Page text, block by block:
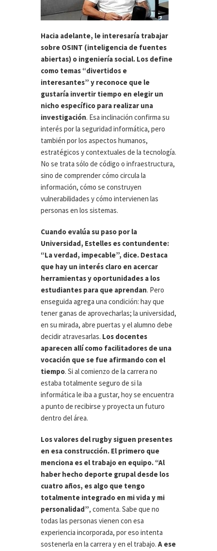
Hacia adelante, le interesaría trabajar
sobre OSINT (inteligencia de fuentes
abiertas) o ingeniería social. Los define
como temas “divertidos e
interesantes” y reconoce que le
gustaría invertir tiempo en elegir un
nicho específico para realizar una
investigación. Esa inclinación confirma su
interés por la seguridad informática, pero
también por los aspectos humanos,
estratégicos y contextuales de la tecnología.
No se trata sólo de código o infraestructura,
sino de comprender cómo circula la
información, cómo se construyen
vulnerabilidades y cómo intervienen las
personas en los sistemas.
Cuando evalúa su paso por la
Universidad, Estelles es contundente:
“La verdad, impecable”, dice. Destaca
que hay un interés claro en acercar
herramientas y oportunidades a los
estudiantes para que aprendan. Pero
enseguida agrega una condición: hay que
tener ganas de aprovecharlas; la universidad,
en su mirada, abre puertas y el alumno debe
decidir atravesarlas. Los docentes
aparecen allí como facilitadores de una
vocación que se fue afirmando con el
tiempo. Si al comienzo de la carrera no
estaba totalmente seguro de si la
informática le iba a gustar, hoy se encuentra
a punto de recibirse y proyecta un futuro
dentro del área.
Los valores del rugby siguen presentes
en esa construcción. El primero que
menciona es el trabajo en equipo. “Al
haber hecho deporte grupal desde los
cuatro años, es algo que tengo
totalmente integrado en mi vida y mi
personalidad”, comenta. Sabe que no
todas las personas vienen con esa
experiencia incorporada, por eso intenta
sostenerla en la carrera y en el trabajo. A ese